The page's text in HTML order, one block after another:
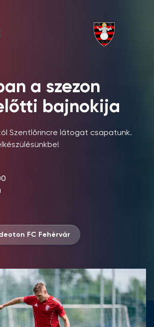
a szezon
bajnokija
Szentlőrincre látogat csapatunk.
FC Fehérvár